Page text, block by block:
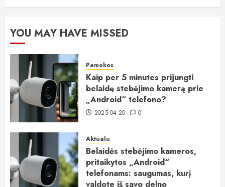
YOU MAY HAVE MISSED
Pamokos
Kaip per 5 minutes prijungti
belaidę stebėjimo kamerą prie
„Android“ telefono?
2025-04-20 0
Aktualu
Belaidės stebėjimo kameros,
pritaikytos „Android“
telefonams: saugumas, kurį
valdote iš savo delno